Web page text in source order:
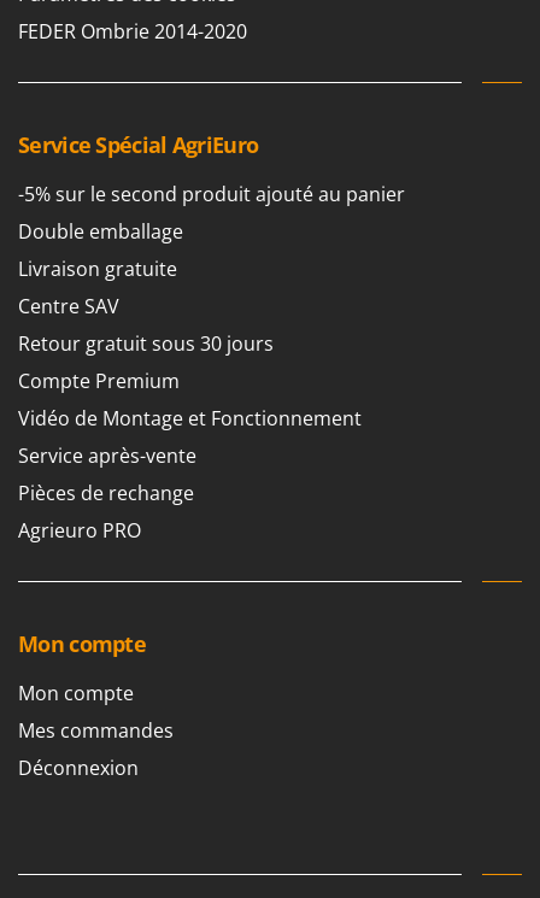
Telwin
Tenco
Titania
Tornado
Tre Spade
Trev - Abrek - TecnoVIR
Trotec
Troy-Bilt
U
Udor
V
Volpi
W
Waldner
Weber
WIDU
Wiper EcoRobot
Worx
FEDER Ombrie 2014-2020
Service Spécial AgriEuro
-5% sur le second produit ajouté au panier
Double emballage
Livraison gratuite
Centre SAV
Retour gratuit sous 30 jours
Compte Premium
Vidéo de Montage et Fonctionnement
Service après-vente
Pièces de rechange
Agrieuro PRO
Mon compte
Mon compte
Mes commandes
Déconnexion